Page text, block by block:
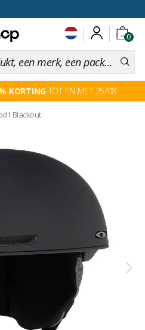
0
KORTINGTOT EN MET 25/08
Blackout